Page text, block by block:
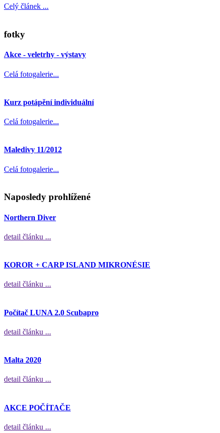
Celý článek ...
fotky
Akce - veletrhy - výstavy
Celá fotogalerie...
Kurz potápění individuální
Celá fotogalerie...
Maledivy 11/2012
Celá fotogalerie...
Naposledy prohlížené
Northern Diver
detail článku ...
KOROR + CARP ISLAND MIKRONÉSIE
detail článku ...
Počítač LUNA 2.0 Scubapro
detail článku ...
Malta 2020
detail článku ...
AKCE POČÍTAČE
detail článku ...